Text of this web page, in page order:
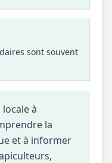
sont souvent
à
la
et à informer